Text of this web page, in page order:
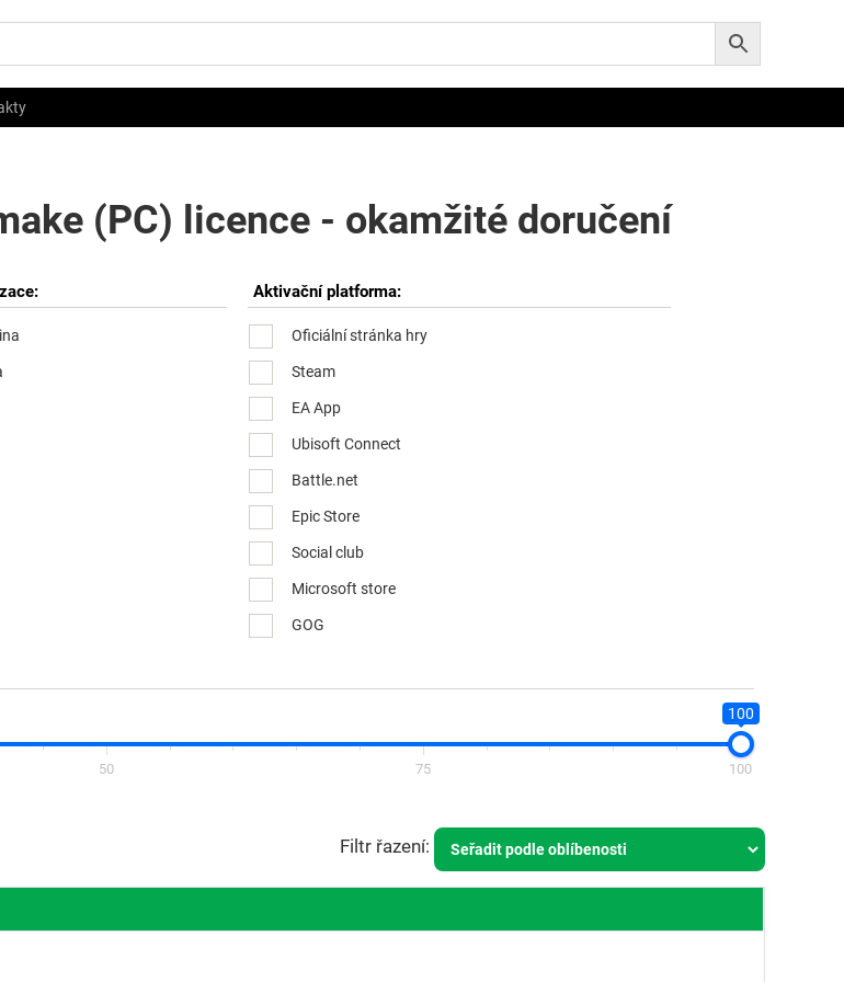
(PC) licence - okamžité doručení
Aktivační platforma:
Oficiální stránka hry
Steam
EA App
Ubisoft Connect
Battle.net
Epic Store
Social club
Microsoft store
GOG
100
50 75 100